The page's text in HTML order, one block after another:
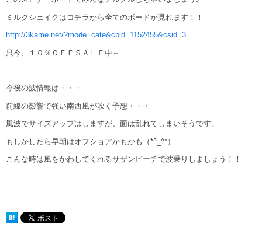
ミルクシェイクはコチラから全てのボードが見れます！！
http://3kame.net/?mode=cate&cbid=1152455&csid=3
只今、１０％ＯＦＦＳＡＬＥ中～
今後の波情報は・・・
前線の影響で強い南西風が吹く予想・・・
風波でサイズアップはしますが、面は乱れてしまいそうです。
もしかしたら早朝はオフショアかもかも（*^_^*）
こんな時は風をかわしてくれるサザンビーチで波乗りしましょう！！